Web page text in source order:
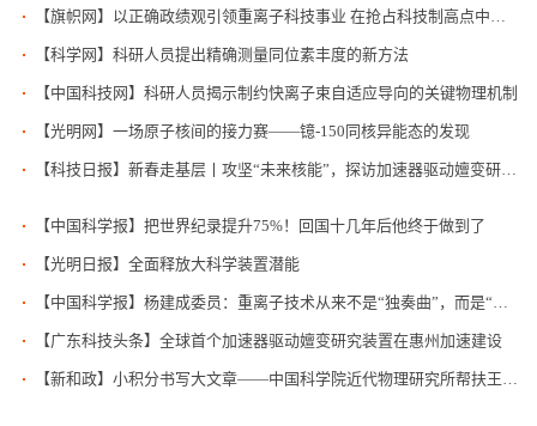
【旗帜网】以正确政绩观引领重离子科技事业 在抢占科技制高点中彰显“国家队”使命担当--旗帜网
【科学网】科研人员提出精确测量同位素丰度的新方法
【中国科技网】科研人员揭示制约快离子束自适应导向的关键物理机制
【光明网】一场原子核间的接力赛——镱-150同核异能态的发现
【科技日报】新春走基层丨攻坚“未来核能”，探访加速器驱动嬗变研究装置安装现场
【中国科学报】把世界纪录提升75%！回国十几年后他终于做到了
【光明日报】全面释放大科学装置潜能
【中国科学报】杨建成委员：重离子技术从来不是“独奏曲”，而是“交响乐”
【广东科技头条】全球首个加速器驱动嬗变研究装置在惠州加速建设
【新和政】小积分书写大文章——中国科学院近代物理研究所帮扶王泉村“巾帼家美积分超市”侧记